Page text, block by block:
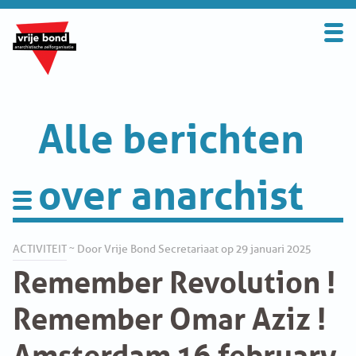
Search
for:
BOND
UITGANGSPUNTEN
FAQ
WORD LID
CONTRIBUTIE
SOLIDARITEITSKAS
CONTACT
Alle berichten
over anarchist
Activiteit
Appelscha
BookFair
ACTIVITEIT~ Door Vrije Bond Secretariaat op 29 januari 2025
Remember Revolution !
Remember Omar Aziz !